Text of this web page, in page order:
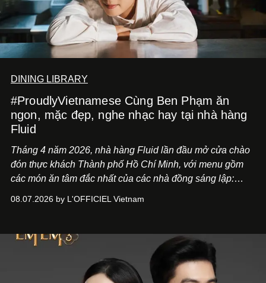
DINING LIBRARY
#ProudlyVietnamese Cùng Ben Phạm ăn
ngon, mặc đẹp, nghe nhạc hay tại nhà hàng
Fluid
Tháng 4 năm 2026, nhà hàng Fluid lần đầu mở cửa chào
đón thực khách Thành phố Hồ Chí Minh, với menu gồm
các món ăn tâm đắc nhất của các nhà đồng sáng lập:
món ăn đa dạng từ Á đến Âu nhanh chóng được yêu thích
mang đến niềm vui cho thực khách.
08.07.2026 by L'OFFICIEL Vietnam